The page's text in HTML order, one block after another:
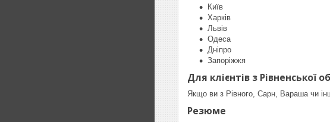
Київ
Харків
Львів
Одеса
Дніпро
Запоріжжя
Для клієнтів з Рівненської
Якщо ви з Рівного, Сарн, Вараша чи
Резюме